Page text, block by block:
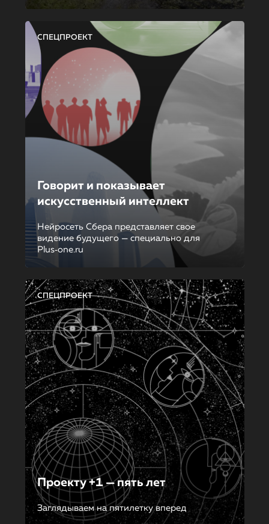
СПЕЦПРОЕКТ
Говорит и показывает
искусственный интеллект
Нейросеть Сбера представляет свое
видение будущего — специально для
Plus‑one.ru
СПЕЦПРОЕКТ
Проекту +1 — пять лет
Заглядываем на пятилетку вперед